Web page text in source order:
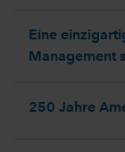
Eine
Management
250 Jahre